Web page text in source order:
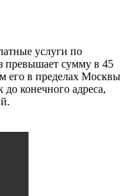
услуги по
превышает сумму в 45
его в пределах Москвы
конечного адреса,